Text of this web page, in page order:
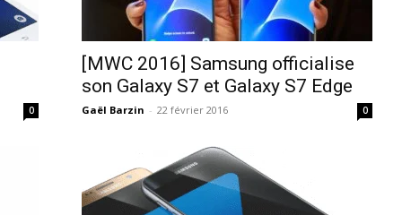
0
[MWC 2016] Samsung officialise
son Galaxy S7 et Galaxy S7 Edge
Gaël Barzin - 22 février 2016 0